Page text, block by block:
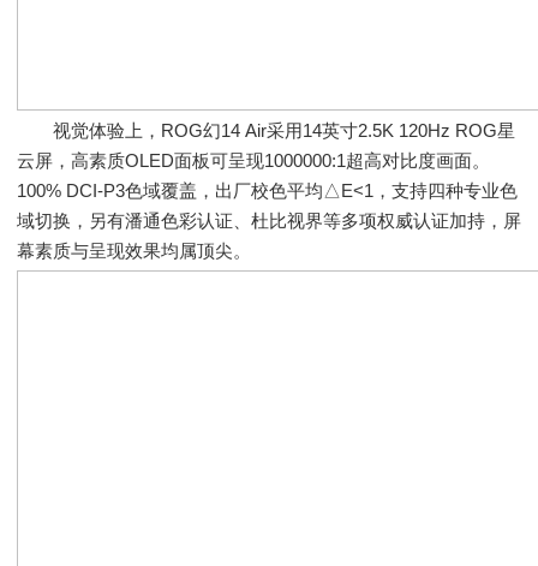
视觉体验上，ROG幻14 Air采用14英寸2.5K 120Hz ROG星
云屏，高素质OLED面板可呈现1000000:1超高对比度画面。
100% DCI-P3色域覆盖，出厂校色平均△E<1，支持四种专业色
域切换，另有潘通色彩认证、杜比视界等多项权威认证加持，屏
幕素质与呈现效果均属顶尖。